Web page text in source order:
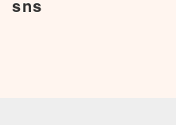
sns